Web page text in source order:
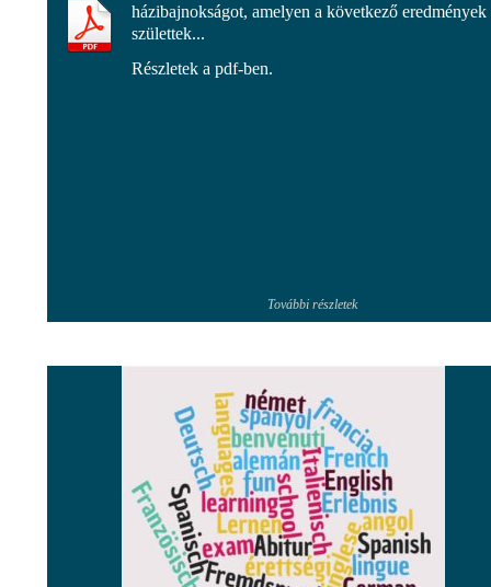
házibajnokságot, amelyen a következő eredmények
születtek...
Részletek a pdf-ben.
További részletek